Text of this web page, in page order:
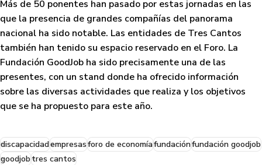
Más de 50 ponentes han pasado por estas jornadas en las
que la presencia de grandes compañías del panorama
nacional ha sido notable. Las entidades de Tres Cantos
también han tenido su espacio reservado en el Foro. La
Fundación GoodJob ha sido precisamente una de las
presentes, con un stand donde ha ofrecido información
sobre las diversas actividades que realiza y los objetivos
que se ha propuesto para este año.
discapacidadempresasforo de economíafundaciónfundación goodjob
goodjobtres cantos